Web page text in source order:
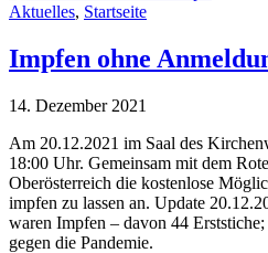
Aktuelles, Startseite
Impfen ohne
14. Dezember 2021
Am 20.12.2021 im Saal des
18:00 Uhr. Gemeinsam mit dem
Oberösterreich die kostenlose
impfen zu lassen an. Update
waren Impfen – davon 44
gegen die Pandemie.